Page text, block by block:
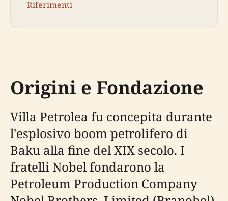
Riferimenti
Origini e Fondazione
Villa Petrolea fu concepita durante
l'esplosivo boom petrolifero di
Baku alla fine del XIX secolo. I
fratelli Nobel fondarono la
Petroleum Production Company